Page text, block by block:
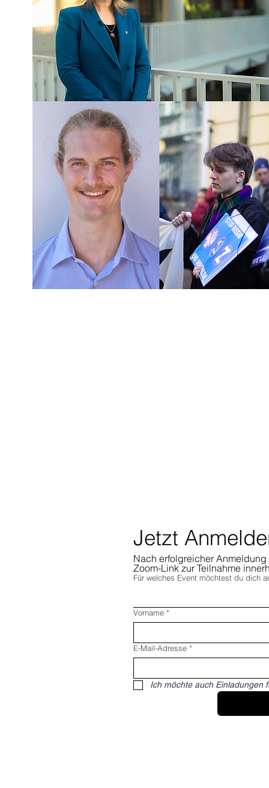
Jetzt
Nach erfolgreicher
Zoom-Link zur Teilnahme
Für welches Event möchtest du dich
Vorname *
E-Mail-Adresse *
Ich möchte auch Einladungen